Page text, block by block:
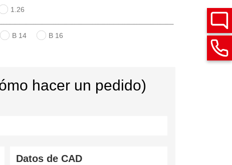
1.26
B 14 B 16
hacer un pedido)
Datos de CAD